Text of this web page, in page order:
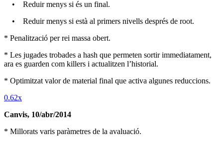
• Reduir menys si és un final.
• Reduir menys si està al primers nivells després de root.
* Penalització per rei massa obert.
* Les jugades trobades a hash que permeten sortir immediatament,
ara es guarden com killers i actualitzen l’historial.
* Optimitzat valor de material final que activa algunes reduccions.
0.62x
Canvis, 10/abr/2014
* Millorats varis paràmetres de la avaluació.